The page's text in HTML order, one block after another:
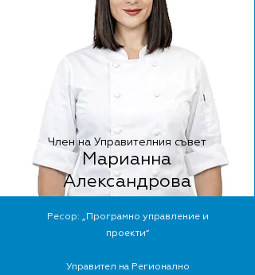
Член на Управителния съвет
Марианна
Александрова
Ресор: „Програмно управление и
проекти“
Управител на Регионално